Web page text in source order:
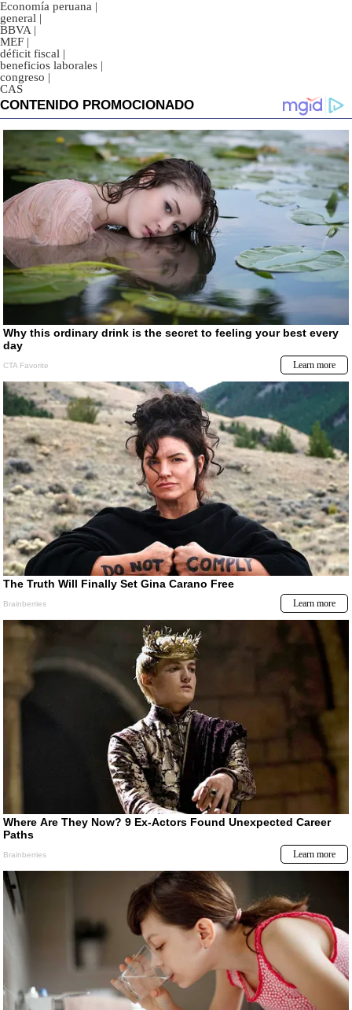
Economía peruana |
general |
BBVA |
MEF |
déficit fiscal |
beneficios laborales |
congreso |
CAS